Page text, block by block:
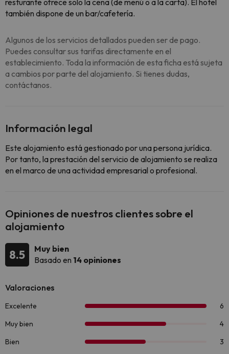
resturante ofrece solo la cena (de menú o a la carta). El hotel
también dispone de un bar/cafetería.
Algunos de los servicios detallados pueden ser de pago.
Puedes consultar sus tarifas directamente en el
establecimiento. Toda la información de esta ficha está sujeta
a cambios por parte del alojamiento. Si tienes dudas,
contáctanos.
Información legal
Este alojamiento está gestionado por una persona jurídica.
Por tanto, la prestación del servicio de alojamiento se realiza
en el marco de una actividad empresarial o profesional.
Opiniones de nuestros clientes sobre el
alojamiento
8.5
Muy bien
Basado en 14 opiniones